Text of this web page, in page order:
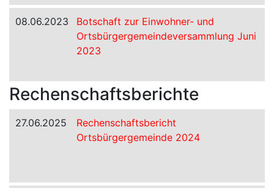
08.06.2023
Botschaft zur Einwohner- und
Ortsbürgergemeindeversammlung Juni
2023
Rechenschaftsberichte
27.06.2025
Rechenschaftsbericht
Ortsbürgergemeinde 2024